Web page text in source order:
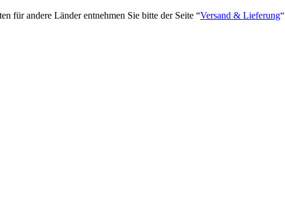
für andere Länder entnehmen Sie bitte der Seite “Versand & Lieferung“